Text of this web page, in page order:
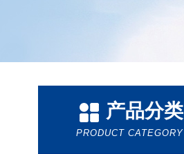
产品分类
PRODUCT CATEGORY